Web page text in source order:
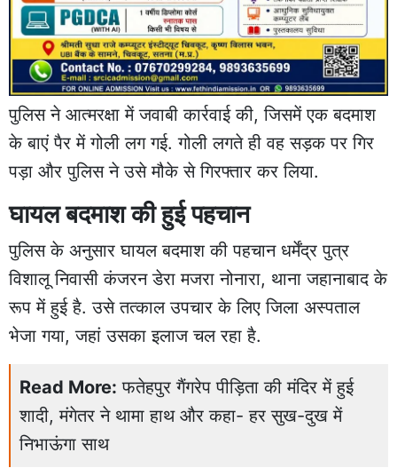
पुलिस ने आत्मरक्षा में जवाबी कार्रवाई की, जिसमें एक बदमाश
के बाएं पैर में गोली लग गई. गोली लगते ही वह सड़क पर गिर
पड़ा और पुलिस ने उसे मौके से गिरफ्तार कर लिया.
घायल बदमाश की हुई पहचान
पुलिस के अनुसार घायल बदमाश की पहचान धर्मेंद्र पुत्र
विशालू निवासी कंजरन डेरा मजरा नोनारा, थाना जहानाबाद के
रूप में हुई है. उसे तत्काल उपचार के लिए जिला अस्पताल
भेजा गया, जहां उसका इलाज चल रहा है.
Read More: फतेहपुर गैंगरेप पीड़िता की मंदिर में हुई
शादी, मंगेतर ने थामा हाथ और कहा- हर सुख-दुख में
निभाऊंगा साथ